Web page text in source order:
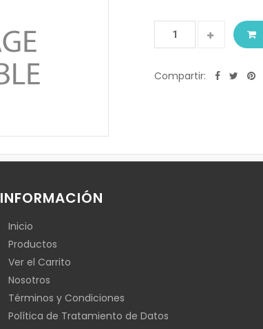
Compartir:
INFORMACIÓN
Inicio
Productos
Ver el Carrito
Nosotros
Términos y Condiciones
Política de Tratamiento de Datos